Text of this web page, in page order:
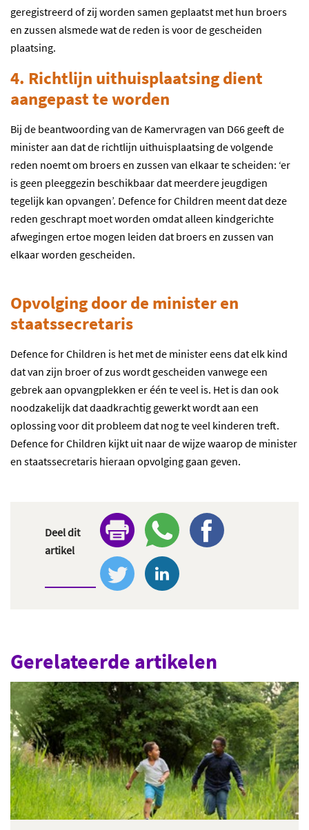
geregistreerd of zij worden samen geplaatst met hun broers
en zussen alsmede wat de reden is voor de gescheiden
plaatsing.
4. Richtlijn uithuisplaatsing dient
aangepast te worden
Bij de beantwoording van de Kamervragen van D66 geeft de
minister aan dat de richtlijn uithuisplaatsing de volgende
reden noemt om broers en zussen van elkaar te scheiden: ‘er
is geen pleeggezin beschikbaar dat meerdere jeugdigen
tegelijk kan opvangen’. Defence for Children meent dat deze
reden geschrapt moet worden omdat alleen kindgerichte
afwegingen ertoe mogen leiden dat broers en zussen van
elkaar worden gescheiden.
Opvolging door de minister en
staatssecretaris
Defence for Children is het met de minister eens dat elk kind
dat van zijn broer of zus wordt gescheiden vanwege een
gebrek aan opvangplekken er één te veel is. Het is dan ook
noodzakelijk dat daadkrachtig gewerkt wordt aan een
oplossing voor dit probleem dat nog te veel kinderen treft.
Defence for Children kijkt uit naar de wijze waarop de minister
en staatssecretaris hieraan opvolging gaan geven.
Deel dit
artikel
Gerelateerde artikelen